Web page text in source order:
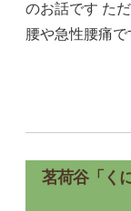
のお話です た
腰や急性腰痛で
茗荷谷「く